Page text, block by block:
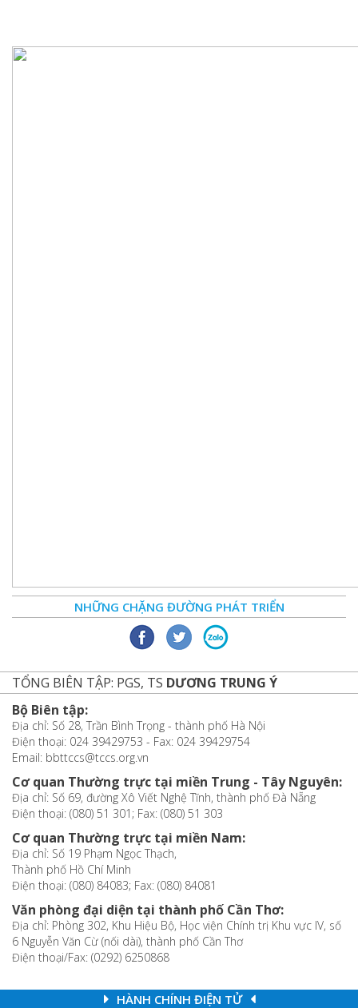
NHỮNG CHẶNG ĐƯỜNG PHÁT TRIỂN
TỔNG BIÊN TẬP: PGS, TS DƯƠNG TRUNG Ý
Bộ Biên tập:
Địa chỉ: Số 28, Trần Bình Trọng - thành phố Hà Nội
Điện thoại: 024 39429753 - Fax: 024 39429754
Email: bbttccs@tccs.org.vn
Cơ quan Thường trực tại miền Trung - Tây Nguyên:
Địa chỉ: Số 69, đường Xô Viết Nghệ Tĩnh, thành phố Đà Nẵng
Điện thoại: (080) 51 301; Fax: (080) 51 303
Cơ quan Thường trực tại miền Nam:
Địa chỉ: Số 19 Phạm Ngọc Thạch,
Thành phố Hồ Chí Minh
Điện thoại: (080) 84083; Fax: (080) 84081
Văn phòng đại diện tại thành phố Cần Thơ:
Địa chỉ: Phòng 302, Khu Hiệu Bộ, Học viện Chính trị Khu vực IV, số
6 Nguyễn Văn Cừ (nối dài), thành phố Cần Thơ
Điện thoại/Fax: (0292) 6250868
HÀNH CHÍNH ĐIỆN TỬ